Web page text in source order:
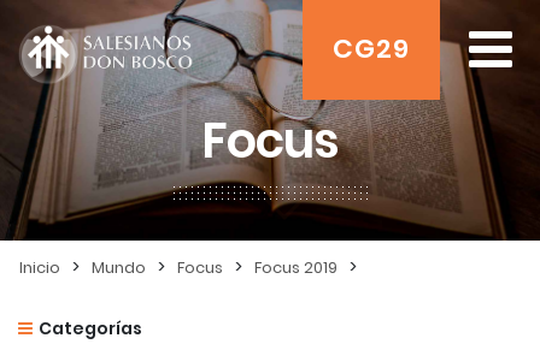
CG29
Focus
Inicio > Mundo > Focus > Focus 2019 >
Categorías